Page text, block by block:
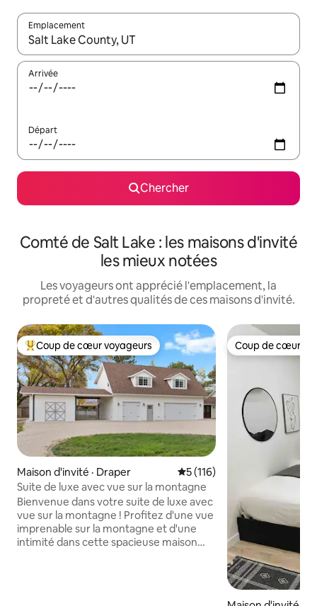
Emplacement
Quand les résultats sont affichés, parcourez-les en utilisant
Arrivée
Départ
Chercher
Comté de Salt Lake : les maisons d'invité
les mieux notées
Les voyageurs ont apprécié l'emplacement, la
propreté et d'autres qualités de ces maisons d'invité.
Coup de cœur voyageurs parmi les plus aimés
Coup de cœur voyageurs
Maison d'invité · Draper Note moyenne de 5 sur 5,
5 (116)
Suite de luxe avec vue sur la montagne
Bienvenue dans votre suite de luxe avec
vue sur la montagne ! Profitez d'une vue
imprenable sur la montagne et d'une
intimité dans cette spacieuse maison
Coup de cœur
Coup de cœur